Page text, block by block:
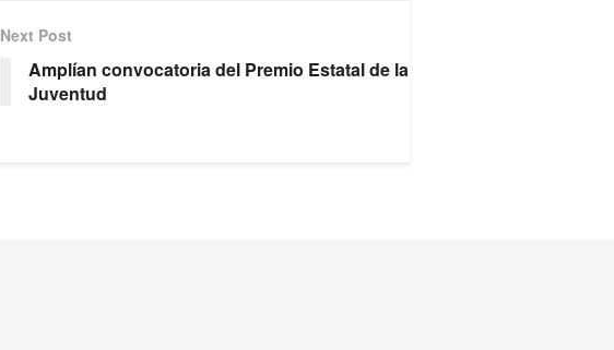
Next Post
Amplían convocatoria del Premio Estatal de la
Juventud